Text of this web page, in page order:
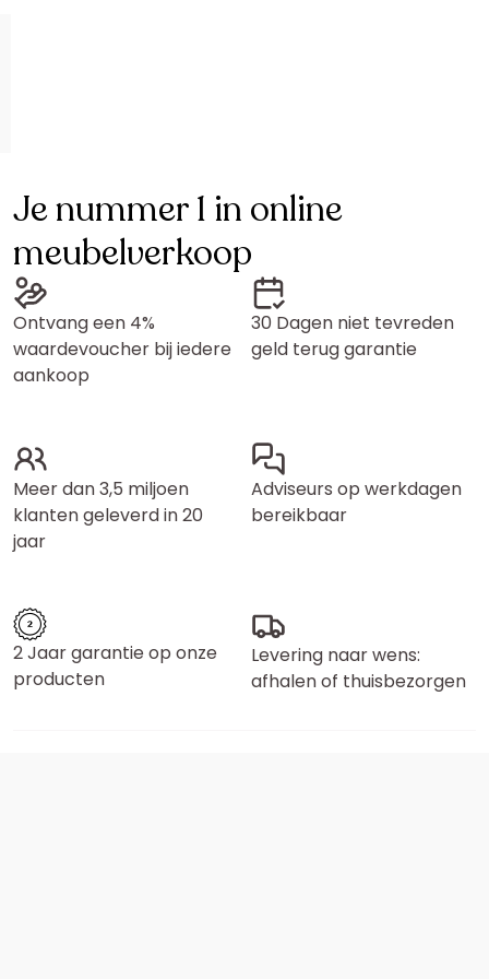
Je nummer 1 in online
meubelverkoop
Ontvang een 4%
waardevoucher bij iedere
aankoop
30 Dagen niet tevreden
geld terug garantie
Meer dan 3,5 miljoen
klanten geleverd in 20
jaar
Adviseurs op werkdagen
bereikbaar
2 Jaar garantie op onze
producten
Levering naar wens:
afhalen of thuisbezorgen